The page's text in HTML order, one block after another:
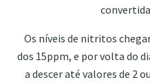
Os níveis de nitritos
dos 15ppm, e por volta do
a descer até valores de 2